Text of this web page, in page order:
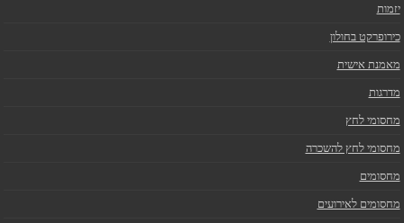
יזמות
כירופרקט בחולון
מאמנת אישית
מדרגות
מחסומי לחץ
מחסומי לחץ להשכרה
מחסומים
מחסומים לאירועים